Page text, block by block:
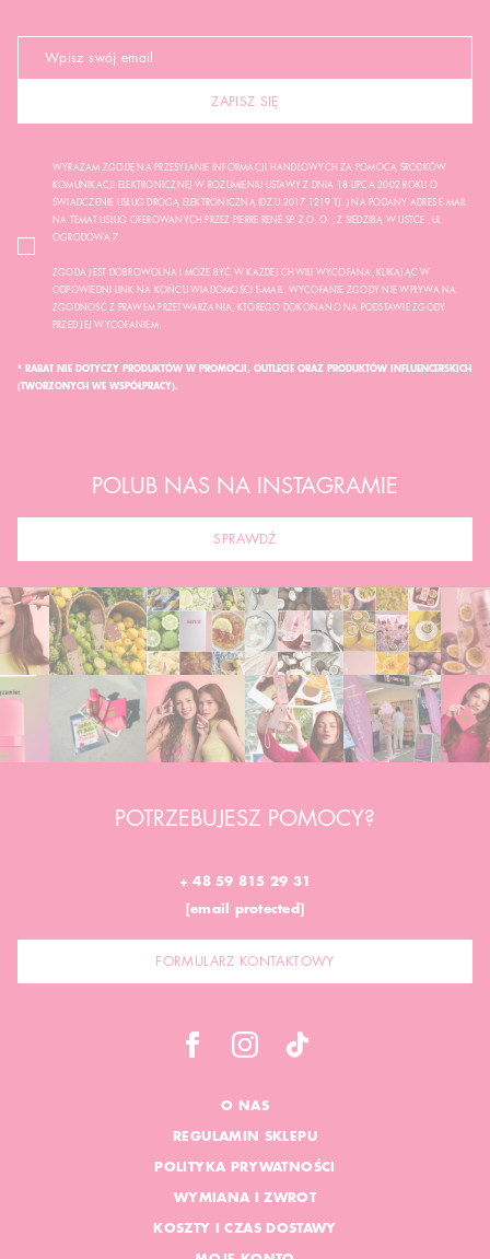
ZAPISZ SIĘ
WYRAŻAM ZGODĘ NA PRZESYŁANIE INFORMACJI HANDLOWYCH ZA POMOCĄ ŚRODKÓW
KOMUNIKACJI ELEKTRONICZNEJ W ROZUMIENIU USTAWY Z DNIA 18 LIPCA 2002 ROKU O
ŚWIADCZENIE USŁUG DROGĄ ELEKTRONICZNĄ (DZ.U.2017.1219 TJ..) NA PODANY ADRES E-MAIL
NA TEMAT USŁUG OFEROWANYCH PRZEZ PIERRE RENÉ SP. Z O. O. , Z SIEDZIBĄ W USTCE , UL.
OGRODOWA 7.
ZGODA JEST DOBROWOLNA I MOŻE BYĆ W KAŻDEJ CHWILI WYCOFANA, KLIKAJĄC W
ODPOWIEDNI LINK NA KOŃCU WIADOMOŚCI E-MAIL. WYCOFANIE ZGODY NIE WPŁYWA NA
ZGODNOŚĆ Z PRAWEM PRZETWARZANIA, KTÓREGO DOKONANO NA PODSTAWIE ZGODY
PRZED JEJ WYCOFANIEM.
* RABAT NIE DOTYCZY PRODUKTÓW W PROMOCJI, OUTLECIE ORAZ PRODUKTÓW INFLUENCERSKICH
(TWORZONYCH WE WSPÓŁPRACY).
POLUB NAS NA INSTAGRAMIE
SPRAWDŹ
POTRZEBUJESZ POMOCY?
+ 48 59 815 29 31
[email protected]
FORMULARZ KONTAKTOWY
O NAS
REGULAMIN SKLEPU
POLITYKA PRYWATNOŚCI
WYMIANA I ZWROT
KOSZTY I CZAS DOSTAWY